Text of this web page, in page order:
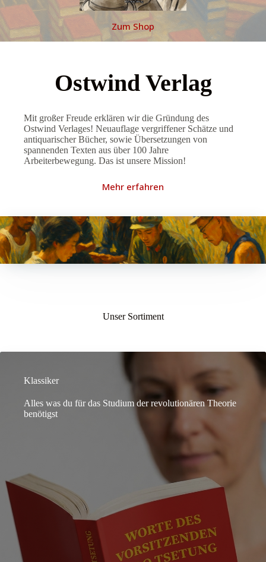
Zum Shop
Ostwind Verlag
Mit großer Freude erklären wir die Gründung des
Ostwind Verlages! Neuauflage vergriffener Schätze und
antiquarischer Bücher, sowie Übersetzungen von
spannenden Texten aus über 100 Jahre
Arbeiterbewegung. Das ist unsere Mission!
Mehr erfahren
Unser Sortiment
Klassiker
Alles was du für das Studium der revolutionären Theorie
benötigst